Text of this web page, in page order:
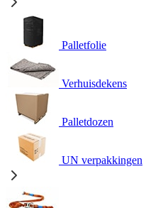
Palletfolie
Verhuisdekens
Palletdozen
UN verpakkingen